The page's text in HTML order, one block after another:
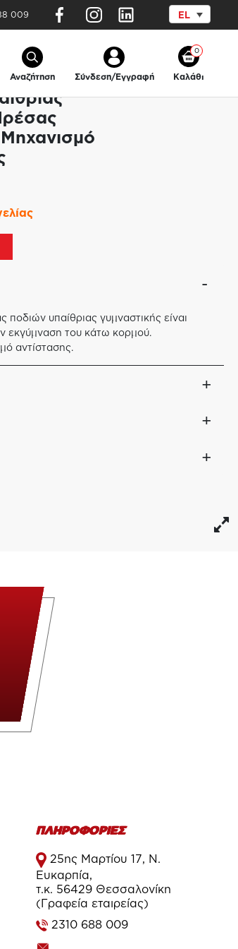
009 EL
Αναζήτηση Σύνδεση/Εγγραφή
0
Καλάθι
υπαίθριας γυμναστικής είναι
εκγύμναση του κάτω κορμού.
αντίστασης.
ΠΛΗΡΟΦΟΡΙΕΣ
25ης Μαρτίου 17, Ν.
Ευκαρπία,
τ.κ. 56429 Θεσσαλονίκη
(Γραφεία εταιρείας)
2310 688 009